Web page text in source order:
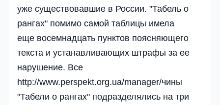
уже существовавшие в России. "Табель о
рангах" помимо самой таблицы имела
еще восемнадцать пунктов поясняющего
текста и устанавливающих штрафы за ее
нарушение. Все
http://www.perspekt.org.ua/manager/чины
"Табели о рангах" подразделялись на три